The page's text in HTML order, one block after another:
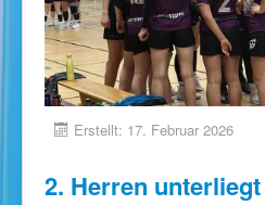
Erstellt: 17. Februar 2026
2. Herren